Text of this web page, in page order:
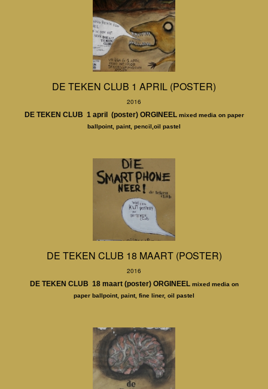
DE TEKEN CLUB 1 APRIL (POSTER)
2016
DE TEKEN CLUB 1 april (poster) ORGINEEL mixed media on paper
ballpoint, paint, pencil,oil pastel
DE TEKEN CLUB 18 MAART (POSTER)
2016
DE TEKEN CLUB 18 maart (poster) ORGINEEL mixed media on
paper ballpoint, paint, fine liner, oil pastel